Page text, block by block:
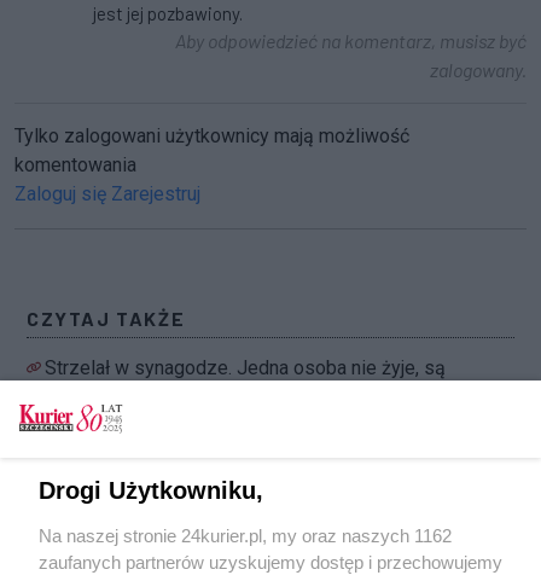
jest jej pozbawiony.
Aby odpowiedzieć na komentarz, musisz być
zalogowany.
Tylko zalogowani użytkownicy mają możliwość
komentowania
Zaloguj się Zarejestruj
CZYTAJ TAKŻE
Strzelał w synagodze. Jedna osoba nie żyje, są
Holandia. Strzelał do ludzi w tramwaju (akt. 3)
Egipt. 17 osób rannych w ataku na autokar
turystyczny koło Gizy
Sri Lanka. Rząd: zamachy przeprowadziła
Drogi Użytkowniku,
Na naszej stronie 24kurier.pl, my oraz naszych 1162
zaufanych partnerów uzyskujemy dostęp i przechowujemy